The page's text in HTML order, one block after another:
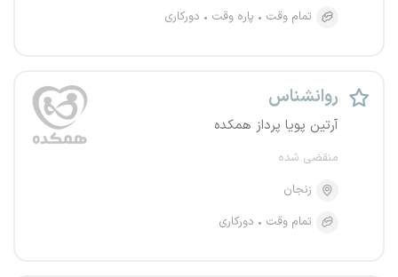
تمام وقت
پاره وقت دورکاری
روانشناس
آرتین پویا پرداز همکده
منقضی شده
زنجان
تمام وقت
دورکاری